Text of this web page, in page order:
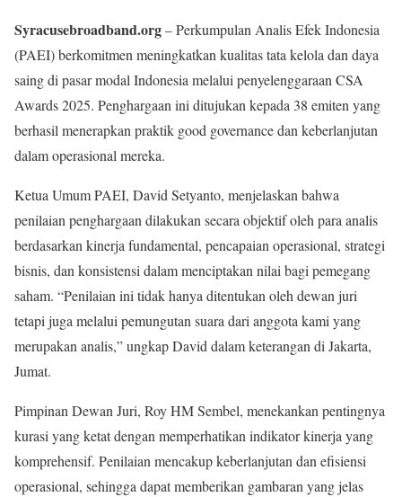
Syracusebroadband.org– Perkumpulan Analis Efek Indonesia
(PAEI) berkomitmen meningkatkan kualitas tata kelola dan daya
saing di pasar modal Indonesia melalui penyelenggaraan CSA
Awards 2025. Penghargaan ini ditujukan kepada 38 emiten yang
berhasil menerapkan praktik good governance dan keberlanjutan
dalam operasional mereka.
Ketua Umum PAEI, David Setyanto, menjelaskan bahwa
penilaian penghargaan dilakukan secara objektif oleh para analis
berdasarkan kinerja fundamental, pencapaian operasional, strategi
bisnis, dan konsistensi dalam menciptakan nilai bagi pemegang
saham. “Penilaian ini tidak hanya ditentukan oleh dewan juri
tetapi juga melalui pemungutan suara dari anggota kami yang
merupakan analis,” ungkap David dalam keterangan di Jakarta,
Jumat.
Pimpinan Dewan Juri, Roy HM Sembel, menekankan pentingnya
kurasi yang ketat dengan memperhatikan indikator kinerja yang
komprehensif. Penilaian mencakup keberlanjutan dan efisiensi
operasional, sehingga dapat memberikan gambaran yang jelas